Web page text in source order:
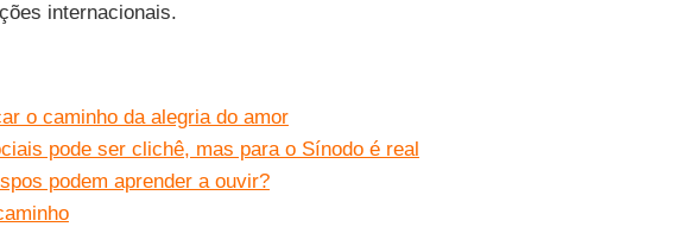
internacionais.
o caminho da alegria do amor
pode ser clichê, mas para o Sínodo é real
podem aprender a ouvir?